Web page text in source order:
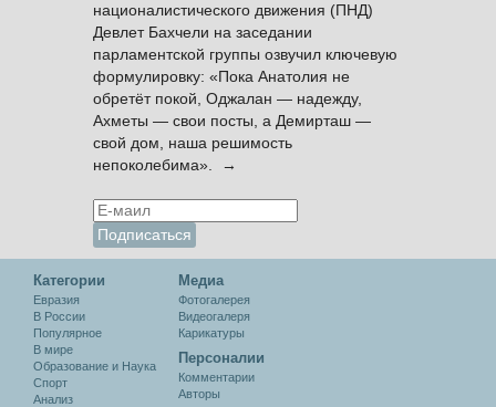
националистического движения (ПНД)
Девлет Бахчели на заседании
парламентской группы озвучил ключевую
формулировку: «Пока Анатолия не
обретёт покой, Оджалан — надежду,
Ахметы — свои посты, а Демирташ —
свой дом, наша решимость
непоколебима». →
Категории
Евразия
В России
Популярное
В мире
Образование и Наука
Спорт
Анализ
Медиа
Фотогалерея
Видеогалеря
Карикатуры
Персоналии
Комментарии
Авторы